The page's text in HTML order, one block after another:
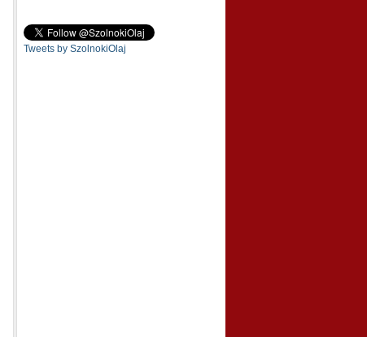
Tweets by SzolnokiOlaj